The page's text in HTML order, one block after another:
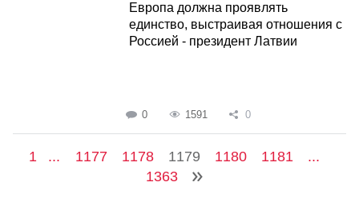
Европа должна проявлять
единство, выстраивая отношения с
Россией - президент Латвии
0 1591 0
1 ... 1177 1178 1179 1180 1181
...
1363